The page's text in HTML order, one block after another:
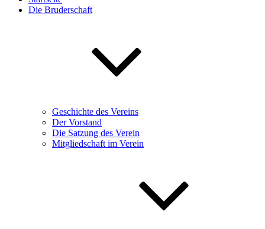
Die Bruderschaft
Geschichte des Vereins
Der Vorstand
Die Satzung des Verein
Mitgliedschaft im Verein